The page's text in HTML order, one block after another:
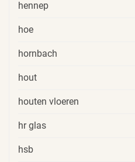
hennep
hoe
hornbach
hout
houten vloeren
hr glas
hsb